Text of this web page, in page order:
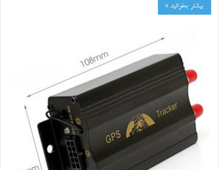
بیشتر بخوانید »